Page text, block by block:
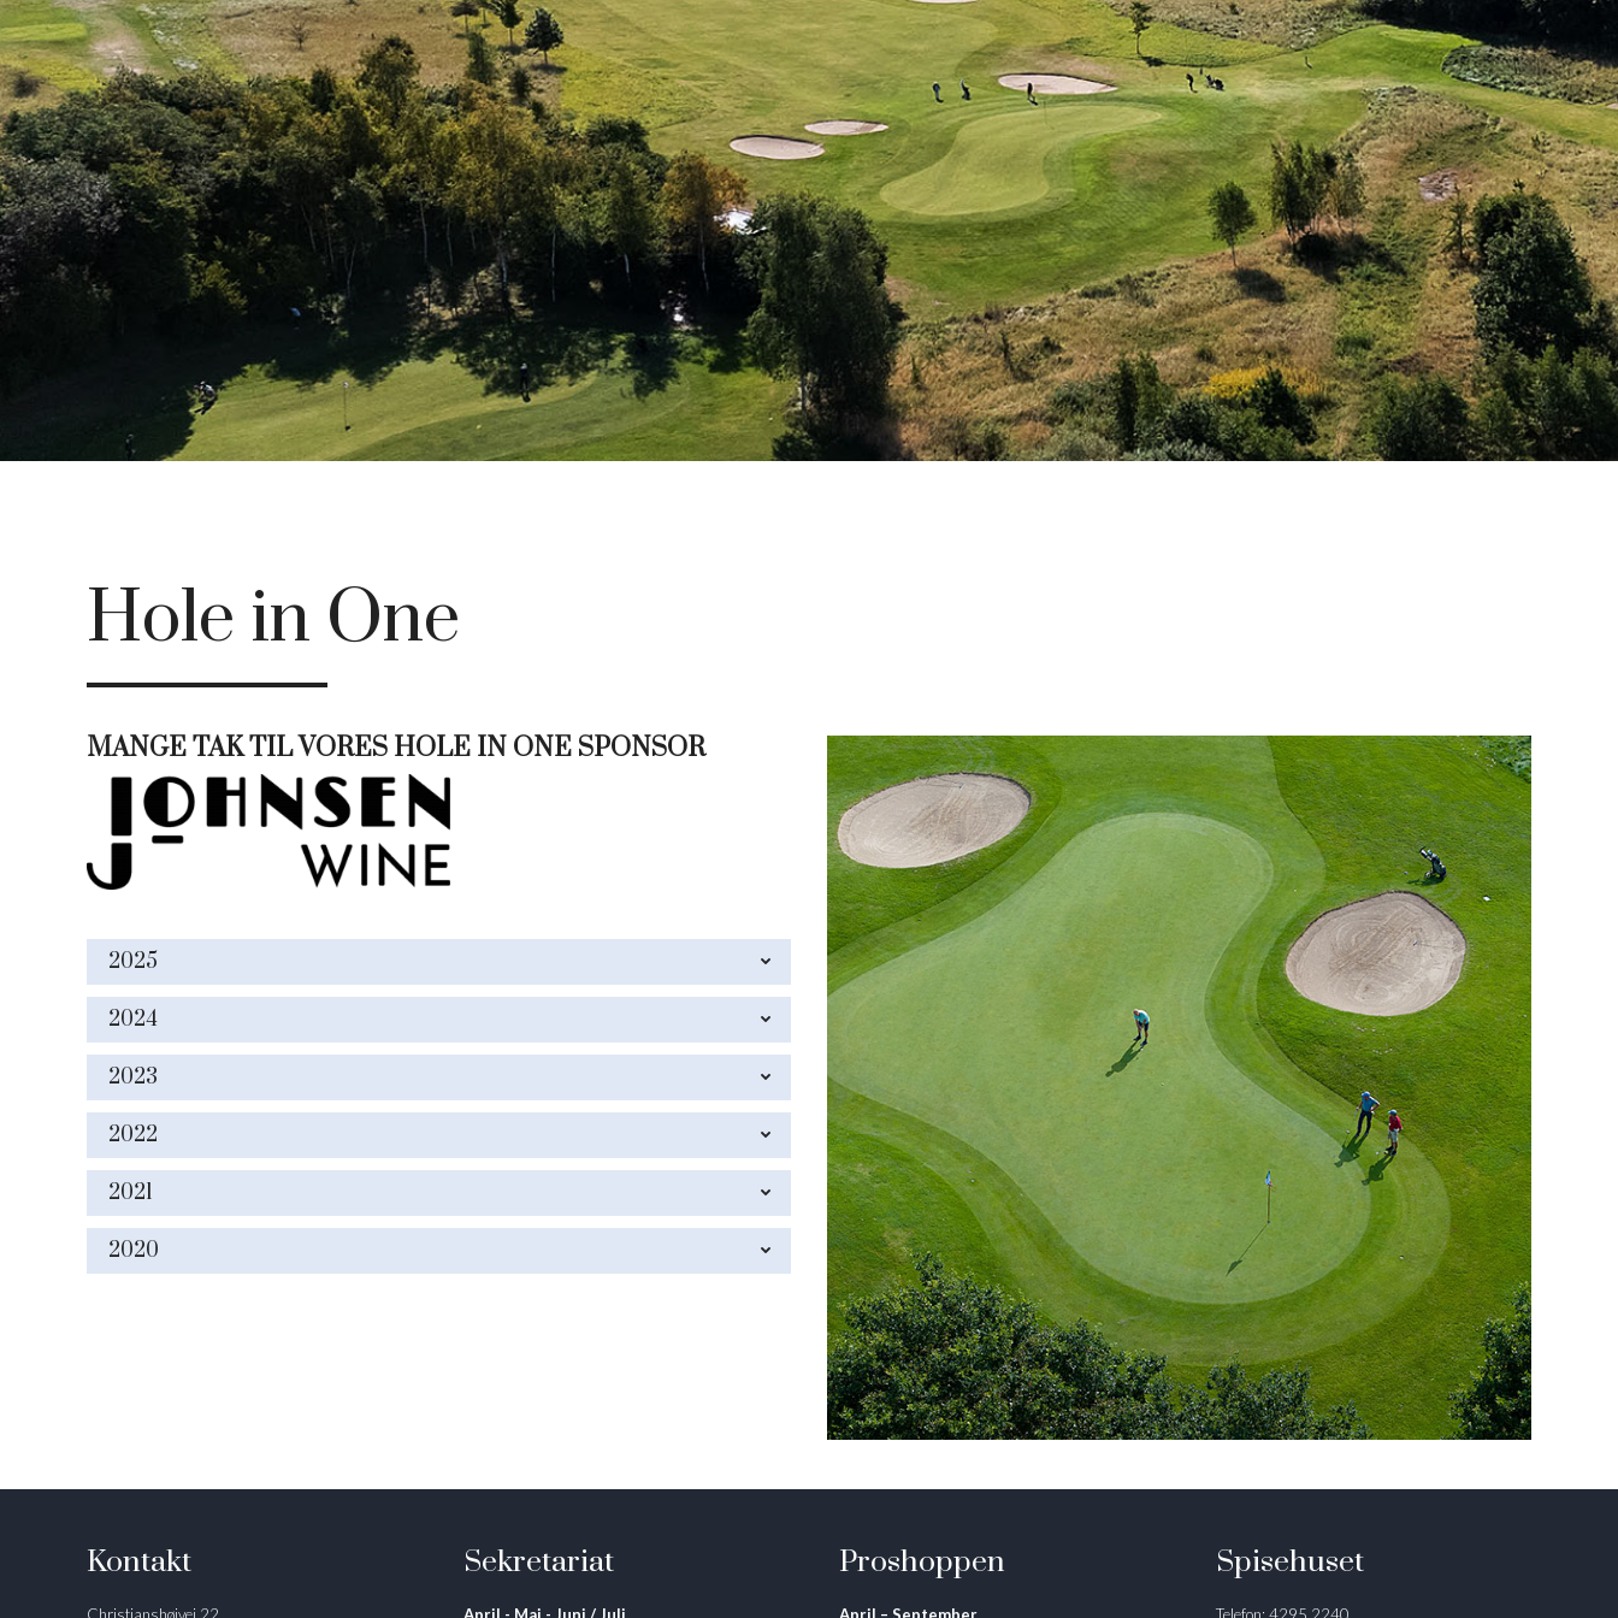
Hole in One
MANGE TAK TIL VORES HOLE IN ONE SPONSOR
2025
2024
2023
2022
2021
2020
Kontakt Sekretariat Proshoppen Spisehuset